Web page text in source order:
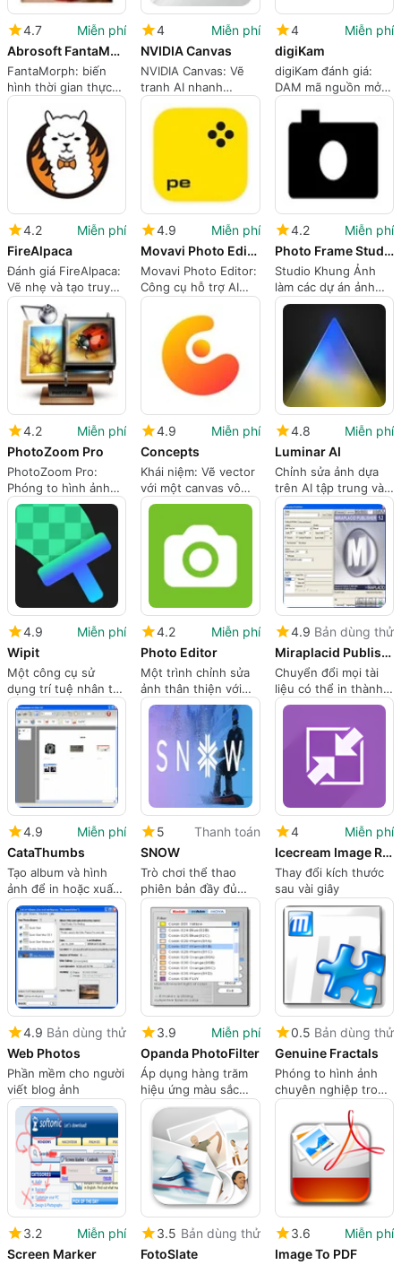
4.7
Miễn phí
Abrosoft FantaMorph
FantaMorph: biến
hình thời gian thực
cho quy trình hoạt
hình hình ảnh
4
Miễn phí
NVIDIA Canvas
NVIDIA Canvas: Vẽ
tranh AI nhanh
chóng cho việc tạo ý
tưởng phong cảnh
4
Miễn phí
digiKam
digiKam đánh giá:
DAM mã nguồn mở
được thiết kế cho
các thư viện ảnh lớn
4.2
Miễn phí
FireAlpaca
Đánh giá FireAlpaca:
Vẽ nhẹ và tạo truyện
tranh cho Windows
4.9
Miễn phí
Movavi Photo Editor
Movavi Photo Editor:
Công cụ hỗ trợ AI
cho việc chỉnh sửa
và phục hồi nhanh
chóng
4.2
Miễn phí
Photo Frame Studio
Studio Khung Ảnh
làm các dự án ảnh
trang trí nhanh
chóng và dễ tiếp cận
4.2
Miễn phí
PhotoZoom Pro
PhotoZoom Pro:
Phóng to hình ảnh
tập trung cho in ấn
độ phân giải cao
4.9
Miễn phí
Concepts
Khái niệm: Vẽ vector
với một canvas vô
hạn cho các nhà
4.8
Miễn phí
Luminar AI
Chỉnh sửa ảnh dựa
trên AI tập trung vào
kết quả hình ảnh
nhanh chóng, bóng
bẩy
4.9
Miễn phí
Wipit
Một công cụ sử
dụng trí tuệ nhân tạo
để loại bỏ sự phân
tâm
4.2
Miễn phí
Photo Editor
Một trình chỉnh sửa
ảnh thân thiện với
người mới bắt đầu
4.9 Bản dùng thử
Miraplacid Publisher
Chuyển đổi mọi tài
liệu có thể in thành
hình ảnh
4.9
Miễn phí
CataThumbs
Tạo album và hình
ảnh để in hoặc xuất
ngay lập tức
5
Thanh toán
SNOW
Trò chơi thể thao
phiên bản đầy đủ
dành cho Windows
4
Miễn phí
Icecream Image Resizer
Thay đổi kích thước
sau vài giây
4.9 Bản dùng thử
Web Photos
Phần mềm cho người
viết blog ảnh
3.9
Miễn phí
Opanda PhotoFilter
Áp dụng hàng trăm
hiệu ứng màu sắc
cho ảnh của bạn
0.5 Bản dùng thử
Genuine Fractals
Phóng to hình ảnh
chuyên nghiệp trong
Adobe CS5
3.2
Miễn phí
Screen Marker
3.5 Bản dùng thử
FotoSlate
3.6
Miễn phí
Image To PDF